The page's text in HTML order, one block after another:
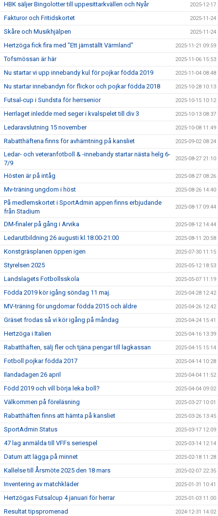
HBK säljer Bingolotter till uppesittarkvällen och Nyår 2025-12-17
Fakturor och Fritidskortet 2025-11-24
Skåre och Musikhjälpen 2025-11-24
Hertzöga fick fira med "Ett jämställt Värmland" 2025-11-21 09:59
Tofsmössan är här 2025-11-06 15:53
Nu startar vi upp innebandy kul för pojkar födda 2019 2025-11-04 08:48
Nu startar innebandyn för flickor och pojkar födda 2018 2025-10-28 10:13
Futsal-cup i Sundsta för herrsenior 2025-10-15 10:12
Herrlaget inledde med seger i kvalspelet till div 3 2025-10-13 08:37
Ledaravslutning 15 november 2025-10-08 11:49
Rabatthäftena finns för avhämtning på kansliet 2025-09-02 08:24
Ledar- och veteranfotboll & -innebandy startar nästa helg 6-
7/9
2025-08-27 21:10
Hösten är på intåg 2025-08-27 08:26
Mv-träning ungdom i höst 2025-08-26 14:40
På medlemskortet i SportAdmin appen finns erbjudande
från Stadium
2025-08-17 09:44
DM-finaler på gång i Arvika 2025-08-12 14:44
Ledarutbildning 26 augusti kl.18:00-21:00 2025-08-11 20:58
Konstgräsplanen öppen igen 2025-07-30 11:15
Styrelsen 2025 2025-05-12 18:53
Landslagets Fotbollsskola 2025-05-07 11:19
Födda 2019 kör igång söndag 11 maj. 2025-04-28 12:42
MV-träning för ungdomar födda 2015 och äldre 2025-04-26 12:42
Gräset frodas så vi kör igång på måndag 2025-04-24 15:41
Hertzöga i Italien 2025-04-16 13:39
Rabatthäften, sälj fler och tjäna pengar till lagkassan 2025-04-15 15:14
Fotboll pojkar födda 2017 2025-04-14 10:28
Ilandadagen 26 april 2025-04-04 11:52
Född 2019 och vill börja leka boll? 2025-04-04 09:02
Välkommen på föreläsning 2025-03-27 10:01
Rabatthäften finns att hämta på kansliet 2025-03-26 13:45
SportAdmin Status 2025-03-17 12:09
47 lag anmälda till VFFs seriespel 2025-03-14 12:14
Datum att lägga på minnet 2025-02-18 11:28
Kallelse till Årsmöte 2025 den 18 mars 2025-02-07 22:35
Inventering av matchkläder 2025-01-31 10:41
Hertzögas Futsalcup 4 januari för herrar 2025-01-03 11:00
Resultat tipspromenad 2024-12-31 14:02